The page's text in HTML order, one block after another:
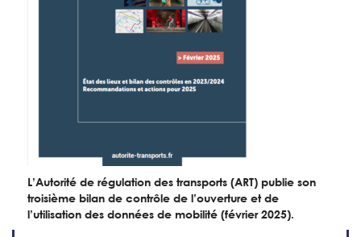
L’Autorité de régulation des transports (ART) publie son
troisième bilan de contrôle de l’ouverture et de
l’utilisation des données de mobilité (février 2025).